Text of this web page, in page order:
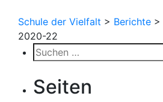
Schule der Vielfalt > Berichte >
2020-22
Suchen
nach:
Seiten